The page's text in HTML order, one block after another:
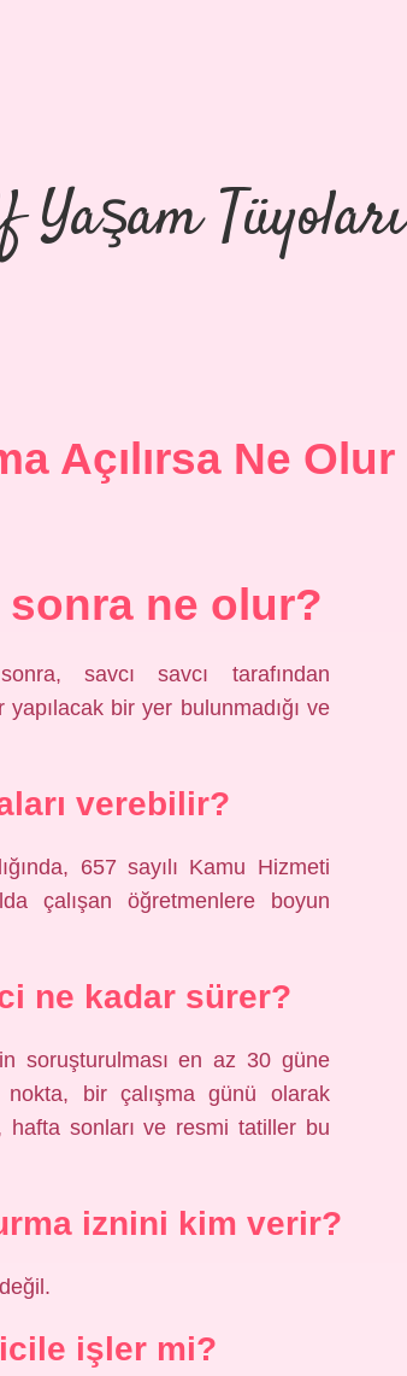
Yaşam Tüyoları
Açılırsa Ne Olur
sonra ne olur?
savcı savcı tarafından
bir yer bulunmadığı ve
verebilir?
657 sayılı Kamu Hizmeti
çalışan öğretmenlere boyun
ne kadar sürer?
soruşturulması en az 30 güne
nokta, bir çalışma günü olarak
hafta sonları ve resmi tatiller bu
iznini kim verir?
işler mi?